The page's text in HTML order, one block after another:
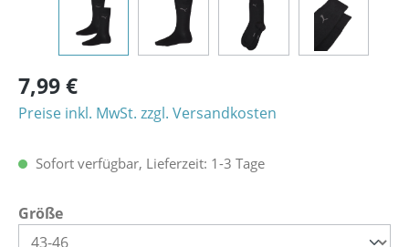
7,99 €
Preise inkl. MwSt. zzgl. Versandkosten
Sofort verfügbar, Lieferzeit: 1-3 Tage
Größeauswählen